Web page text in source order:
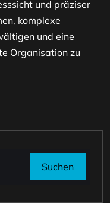
und präziser
komplexe
und eine
Organisation zu
Suchen